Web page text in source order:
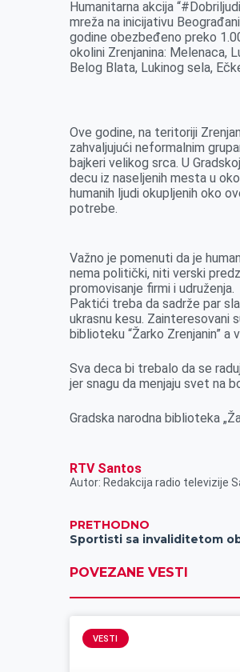
k
e
r
n
Humanitarna akcija
mreža na inicijativu
godine obezbeđeno preko
okolini Zrenjanina: Melenaca,
Belog Blata, Lukinog sela,
Ove godine, na teritoriji
zahvaljujući neformalnim
bajkeri velikog srca. U
decu iz naseljenih mesta u
humanih ljudi okupljenih oko
potrebe.
Važno je pomenuti da je
nema politički, niti verski
promovisanje firmi i udruženja.
Paktići treba da sadrže par
ukrasnu kesu. Zainteresovani
biblioteku “Žarko Zrenjanin”
Sva deca bi trebalo da se
jer snagu da menjaju svet na
Gradska narodna biblioteka
RTV Santos
Autor: Redakcija radio televizije
PRETHODNO
POVEZANE VESTI
VESTI